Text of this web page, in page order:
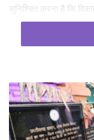
सुनिश्चित करना है कि
परियोजना का महत्वपूर्ण
बताया कि बेली ब्रिज
टिकाऊ होते हैं। इनका
में किया जा सकता है तथा